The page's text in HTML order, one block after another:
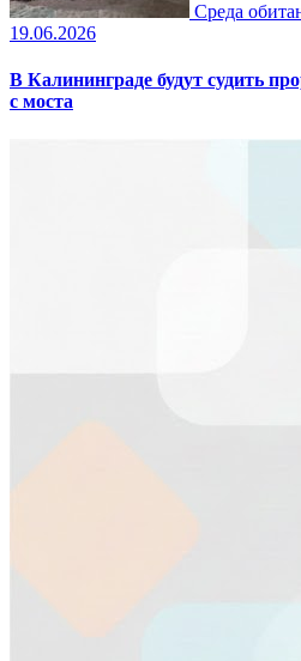
Среда
19.06.2026
В Калининграде будут судить
с моста